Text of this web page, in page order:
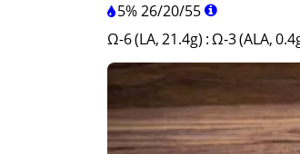
5%26/20/55
Ω-6 (LA, 21.4g) :Ω-3 (ALA,